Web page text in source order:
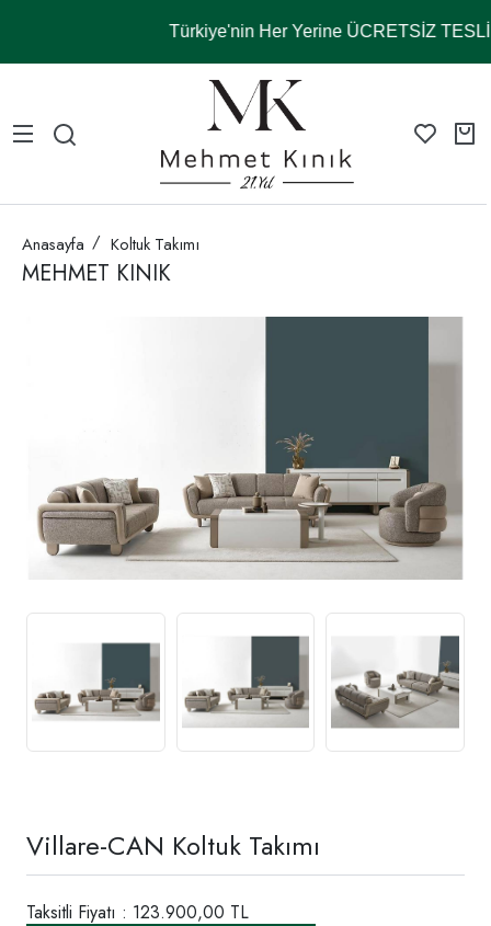
Türkiye'nin Her Yerine ÜCRETSİZ
Anasayfa Koltuk Takımı
MEHMET KINIK
Villare-CAN Koltuk Takımı
Taksitli Fiyatı : 123.900,00 TL